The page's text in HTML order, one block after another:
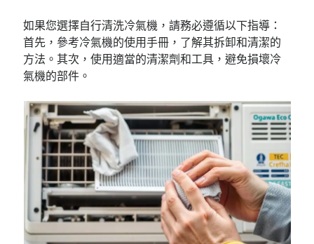
如果您選擇自行清洗冷氣機，請務必遵循以下指導：
首先，參考冷氣機的使用手冊，了解其拆卸和清潔的
方法。其次，使用適當的清潔劑和工具，避免損壞冷
氣機的部件。